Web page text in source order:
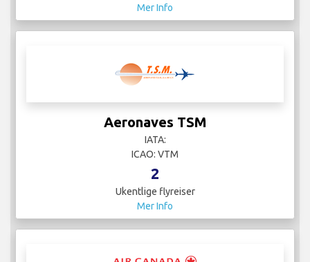
Mer Info
Aeronaves TSM
IATA:
ICAO: VTM
2
Ukentlige flyreiser
Mer Info